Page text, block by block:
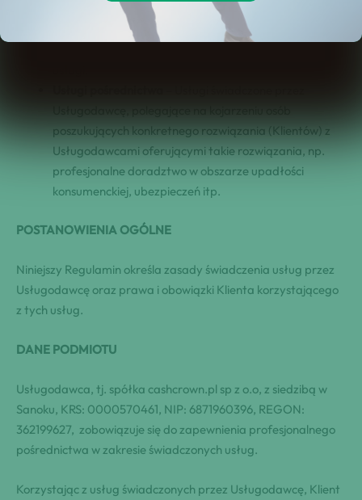
świadczonych przez Usługodawcę.
Strona internetowa – Strona internetowa, na której
poszukujących konkretnego rozwiązania (Klientów) z
Usługodawcami oferującymi takie rozwiązania, np.
profesjonalne doradztwo w obszarze upadłości
konsumenckiej, ubezpieczeń itp.
POSTANOWIENIA OGÓLNE
Niniejszy Regulamin określa zasady świadczenia usług przez
Usługodawcę oraz prawa i obowiązki Klienta korzystającego
z tych usług.
DANE PODMIOTU
Usługodawca, tj. spółka cashcrown.pl sp z o.o, z siedzibą w
Sanoku, KRS: 0000570461, NIP: 6871960396, REGON:
362199627, zobowiązuje się do zapewnienia profesjonalnego
pośrednictwa w zakresie świadczonych usług.
Korzystając z usług świadczonych przez Usługodawcę, Klient